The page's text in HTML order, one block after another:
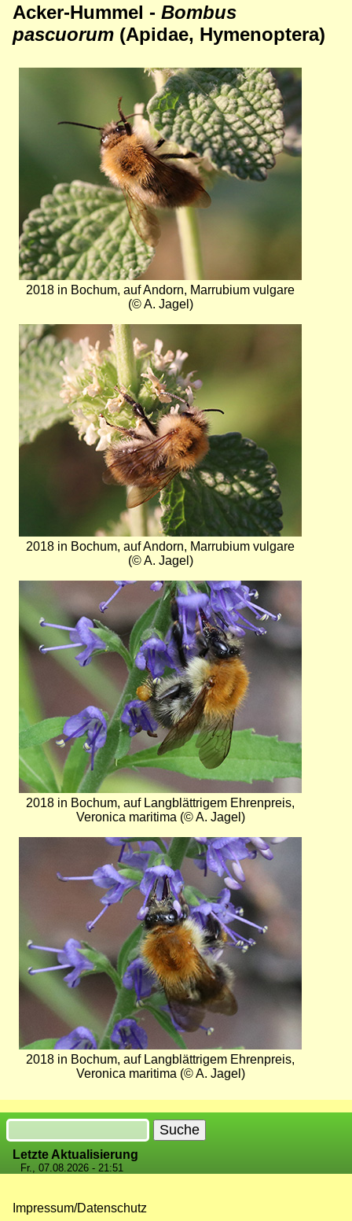
Acker-Hummel - Bombus
pascuorum (Apidae, Hymenoptera)
2018 in Bochum, auf Andorn, Marrubium vulgare
(© A. Jagel)
Bild
2018 in Bochum, auf Andorn, Marrubium vulgare
(© A. Jagel)
2018 in Bochum, auf Langblättrigem Ehrenpreis,
Veronica maritima (© A. Jagel)
2018 in Bochum, auf Langblättrigem Ehrenpreis,
Veronica maritima (© A. Jagel)
Suche
Letzte Aktualisierung
Fr., 07.08.2026 - 21:51
Impressum/Datenschutz